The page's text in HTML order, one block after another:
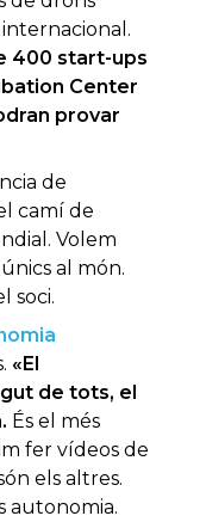
400 start-ups
Center
provar
de
camí de
Volem
al món.
soci.
«El
de tots, el
És el més
fer vídeos de
els altres.
autonomia.